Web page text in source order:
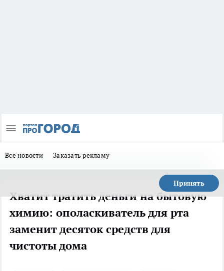
Все новости Заказать рекламу
Принять
Хватит тратить деньги на бытовую
химию: ополаскиватель для рта
заменит десяток средств для
чистоты дома